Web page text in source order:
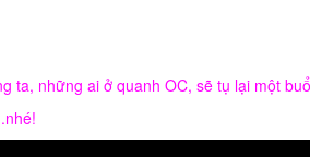
ta, những ai ở quanh OC, sẽ tụ lại một